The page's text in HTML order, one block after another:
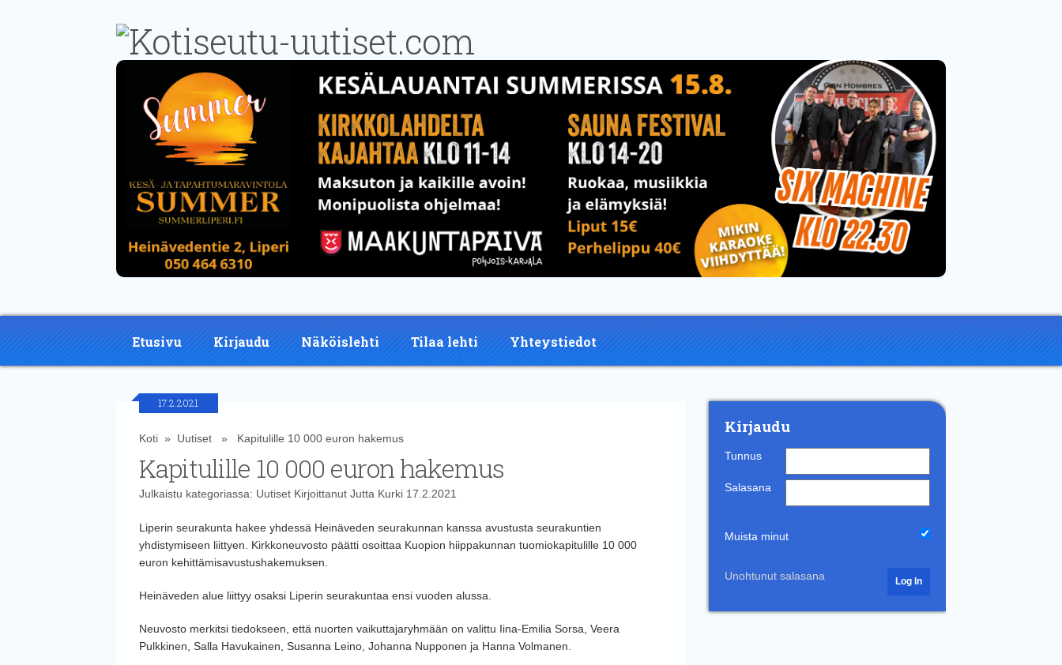
Etusivu Kirjaudu Näköislehti Tilaa lehti Yhteystiedot
17.2.2021
Koti» Uutiset» Kapitulille 10 000 euron hakemus
Kapitulille 10 000 euron hakemus
Julkaistu kategoriassa: UutisetKirjoittanut Jutta Kurki17.2.2021
Liperin seurakunta hakee yhdessä Heinäveden seurakunnan kanssa avustusta seurakuntien
yhdistymiseen liittyen. Kirkkoneuvosto päätti osoittaa Kuopion hiippakunnan tuomiokapitulille 10 000
euron kehittämisavustushakemuksen.
Heinäveden alue liittyy osaksi Liperin seurakuntaa ensi vuoden alussa.
Neuvosto merkitsi tiedokseen, että nuorten vaikuttajaryhmään on valittu Iina-Emilia Sorsa, Veera
Pulkkinen, Salla Havukainen, Susanna Leino, Johanna Nupponen ja Hanna Volmanen.
Kirjaudu
Tunnus
Salasana
Muista minut
Unohtunut salasana